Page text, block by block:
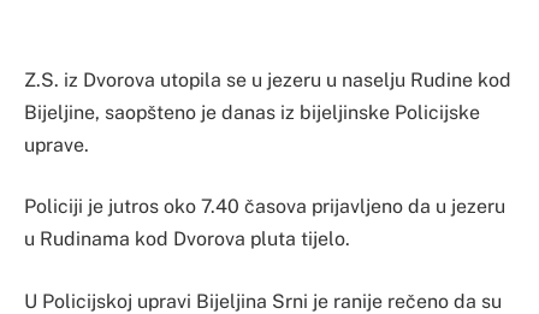
Z.S. iz Dvorova utopila se u jezeru u naselju Rudine kod
Bijeljine, saopšteno je danas iz bijeljinske Policijske
uprave.
Policiji je jutros oko 7.40 časova prijavljeno da u jezeru
u Rudinama kod Dvorova pluta tijelo.
U Policijskoj upravi Bijeljina Srni je ranije rečeno da su